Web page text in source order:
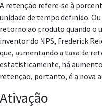
A retenção refere-se à
unidade de tempo definido.
retorno ao produto quando o
inventor do NPS, Frederick
que, aumentando a taxa de
estatisticamente, há aumento
retenção, portanto, é a nova
Ativação